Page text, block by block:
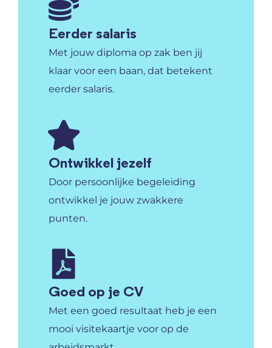
Eerder salaris
Met jouw diploma op zak ben jij
klaar voor een baan, dat betekent
eerder salaris.
Ontwikkel jezelf
Door persoonlijke begeleiding
ontwikkel je jouw zwakkere
punten.
Goed op je CV
Met een goed resultaat heb je een
mooi visitekaartje voor op de